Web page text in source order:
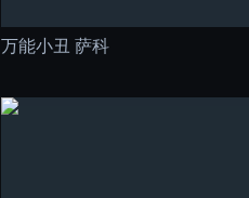
万能小丑 萨科